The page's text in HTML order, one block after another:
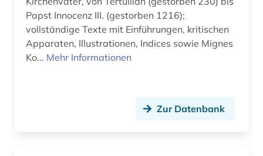
germanistik (1)
gesamtausgabe (1)
Papst Innocenz III. (gestorben 1216);
vollständige Texte mit Einführungen, kritischen
Apparaten, Illustrationen, Indices sowie Mignes
Ko... Mehr Informationen
Zur Datenbank